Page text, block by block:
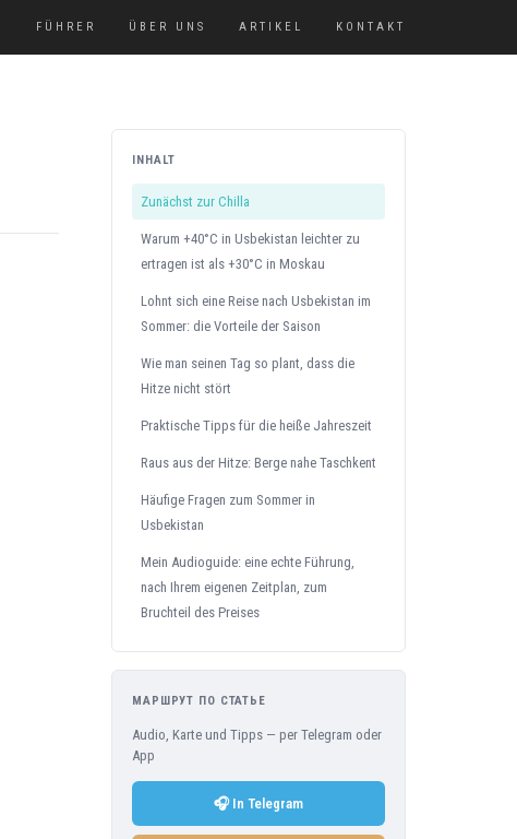
FÜHRER ÜBER UNS ARTIKEL KONTAKT
INHALT
Zunächst zur Chilla
Warum +40°C in Usbekistan leichter zu
ertragen ist als +30°C in Moskau
Lohnt sich eine Reise nach Usbekistan im
Sommer: die Vorteile der Saison
Wie man seinen Tag so plant, dass die
Hitze nicht stört
Praktische Tipps für die heiße Jahreszeit
Raus aus der Hitze: Berge nahe Taschkent
Häufige Fragen zum Sommer in
Usbekistan
Mein Audioguide: eine echte Führung,
nach Ihrem eigenen Zeitplan, zum
Bruchteil des Preises
МАРШРУТ ПО СТАТЬЕ
Audio, Karte und Tipps — per Telegram oder
App
🎧 In Telegram